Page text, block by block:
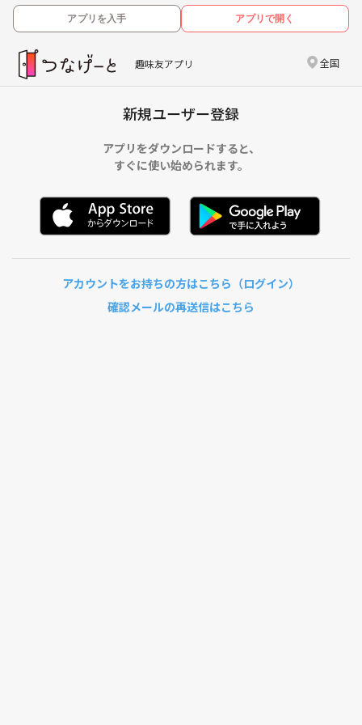
アプリを入手 アプリで開く
趣味友アプリ 全国
新規ユーザー登録
アプリをダウンロードすると、
すぐに使い始められます。
アカウントをお持ちの方はこちら（ログイン）
確認メールの再送信はこちら